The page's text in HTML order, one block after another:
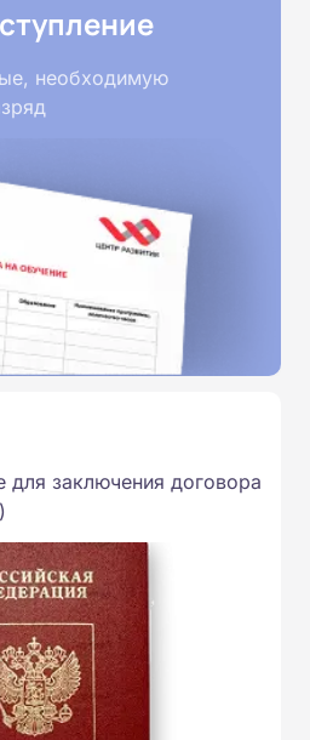
необходимую
для заключения договора